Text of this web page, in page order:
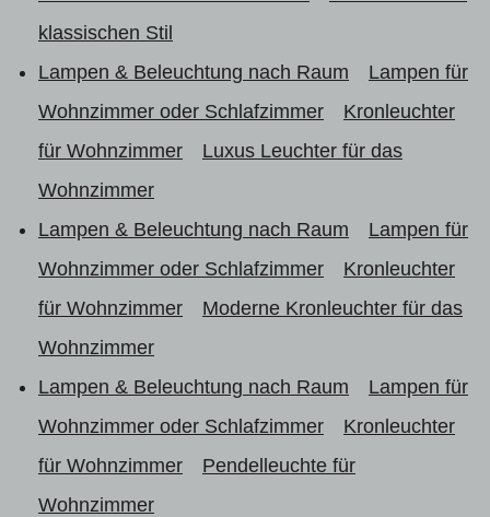
klassischen Stil
Lampen & Beleuchtung nach Raum
Lampen für
Wohnzimmer oder Schlafzimmer
Kronleuchter
für Wohnzimmer
Luxus Leuchter für das
Wohnzimmer
Lampen & Beleuchtung nach Raum
Lampen für
Wohnzimmer oder Schlafzimmer
Kronleuchter
für Wohnzimmer
Moderne Kronleuchter für das
Wohnzimmer
Lampen & Beleuchtung nach Raum
Lampen für
Wohnzimmer oder Schlafzimmer
Kronleuchter
für Wohnzimmer
Pendelleuchte für
Wohnzimmer